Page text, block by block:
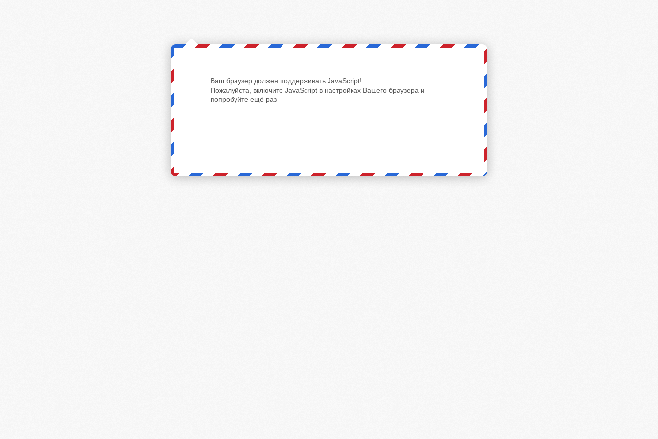
Ваш браузер должен поддерживать JavaScript!
Пожалуйста, включите JavaScript в настройках Вашего браузера и
попробуйте ещё раз